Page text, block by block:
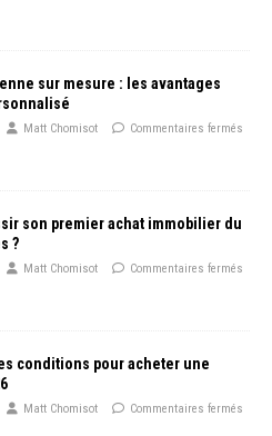
sur mesure : les avantages
Matt Chomisot Commentaires fermés
son premier achat immobilier du
?
Matt Chomisot Commentaires fermés
conditions pour acheter une
Matt Chomisot Commentaires fermés